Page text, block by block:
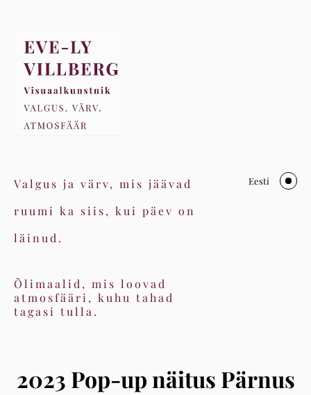
Valgus ja värv, mis jäävad
ruumi ka siis, kui päev on
läinud.
Õlimaalid, mis loovad
atmosfääri, kuhu tahad
tagasi tulla.
Eesti
2023 Pop-up näitus Pärnus